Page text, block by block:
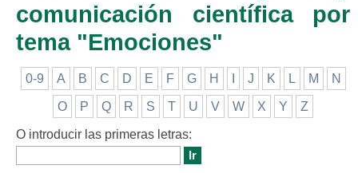
comunicación científica por
tema "Emociones"
0-9 A B C D E F G H J K L M N
O P Q R S T U V W X Y Z
O introducir las primeras letras: